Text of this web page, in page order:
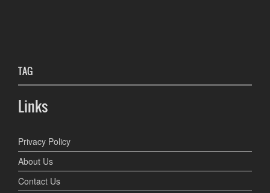
TAG
Links
Privacy Policy
About Us
Contact Us